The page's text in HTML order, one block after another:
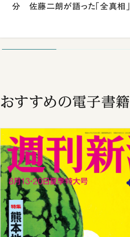
分 佐藤二朗が語った「全真相」
おすすめの電子書籍